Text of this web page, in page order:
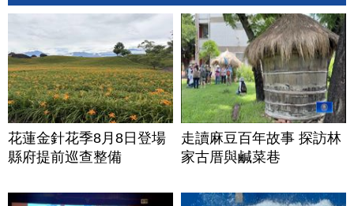
花蓮金針花季8月8日登場
縣府提前巡查整備
走讀麻豆百年故事 探訪林
家古厝與鹹菜巷